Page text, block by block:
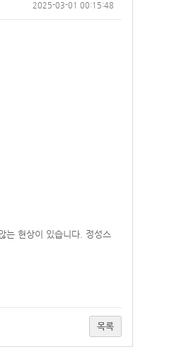
2025-03-01 00:15:48
는 현상이 있습니다. 정성스
목록